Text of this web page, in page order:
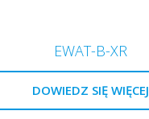
EWAT-B-XR
DOWIEDZ SIĘ WIĘCEJ